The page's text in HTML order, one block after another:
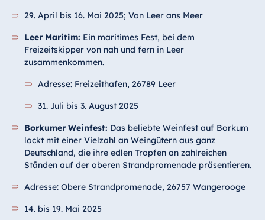
29. April bis 16. Mai 2025; Von Leer ans Meer
Leer Maritim: Ein maritimes Fest, bei dem
Freizeitskipper von nah und fern in Leer
zusammenkommen.
Adresse: Freizeithafen, 26789 Leer
31. Juli bis 3. August 2025
Borkumer Weinfest: Das beliebte Weinfest auf Borkum
lockt mit einer Vielzahl an Weingütern aus ganz
Deutschland, die ihre edlen Tropfen an zahlreichen
Ständen auf der oberen Strandpromenade präsentieren.
Adresse: Obere Strandpromenade, 26757 Wangerooge
14. bis 19. Mai 2025